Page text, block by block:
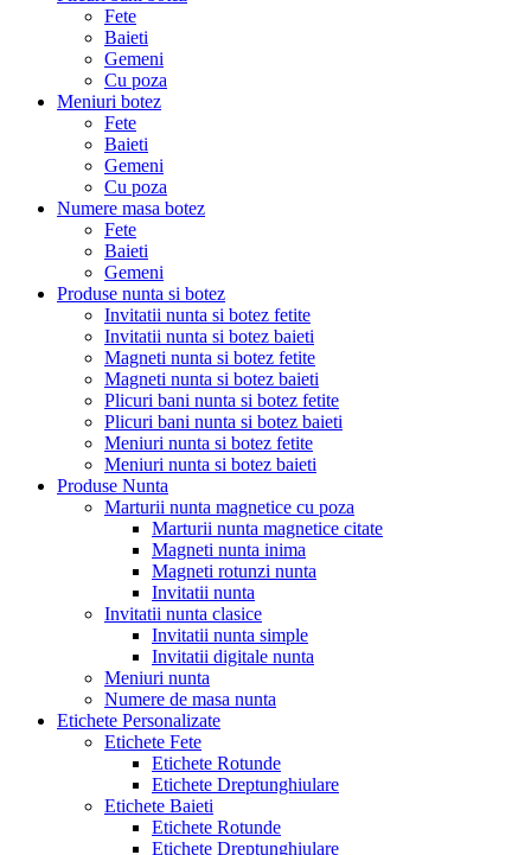
Fete
Baieti
Gemeni
Cu poza
Meniuri botez
Fete
Baieti
Gemeni
Cu poza
Numere masa botez
Fete
Baieti
Gemeni
Produse nunta si botez
Invitatii nunta si botez fetite
Invitatii nunta si botez baieti
Magneti nunta si botez fetite
Magneti nunta si botez baieti
Plicuri bani nunta si botez fetite
Plicuri bani nunta si botez baieti
Meniuri nunta si botez fetite
Meniuri nunta si botez baieti
Produse Nunta
Marturii nunta magnetice cu poza
Marturii nunta magnetice citate
Magneti nunta inima
Magneti rotunzi nunta
Invitatii nunta
Invitatii nunta clasice
Invitatii nunta simple
Invitatii digitale nunta
Meniuri nunta
Numere de masa nunta
Etichete Personalizate
Etichete Fete
Etichete Rotunde
Etichete Dreptunghiulare
Etichete Baieti
Etichete Rotunde
Etichete Dreptunghiulare